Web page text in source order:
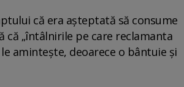
că era așteptată să consume
că „întâlnirile pe care reclamanta
amintește, deoarece o bântuie și